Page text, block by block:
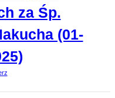
za Śp.
(01-